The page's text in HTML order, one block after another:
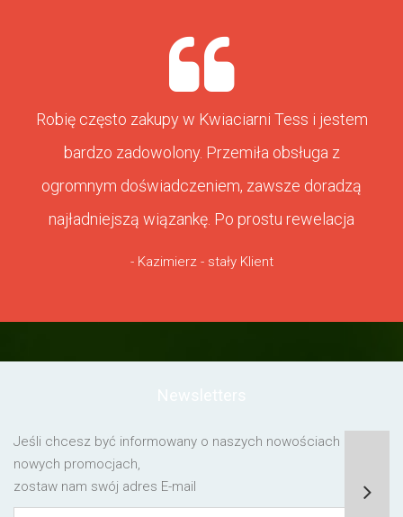
Robię często zakupy w Kwiaciarni Tess i jestem
bardzo zadowolony. Przemiła obsługa z
ogromnym doświadczeniem, zawsze doradzą
najładniejszą wiązankę. Po prostu rewelacja
- Kazimierz - stały Klient
Jeśli chcesz być informowany o naszych nowościach lub o
nowych promocjach,
zostaw nam swój adres E-mail